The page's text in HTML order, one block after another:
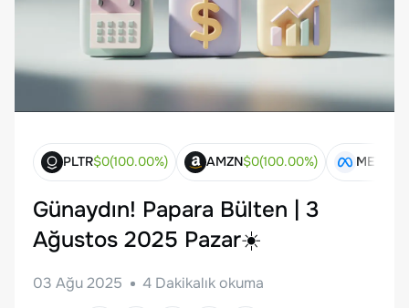
PLTR$0(100.00%) AMZN$0(100.00%) META
Günaydın! Papara Bülten | 3
Ağustos 2025 Pazar☀️
03 Ağu 2025 4 Dakikalık okuma